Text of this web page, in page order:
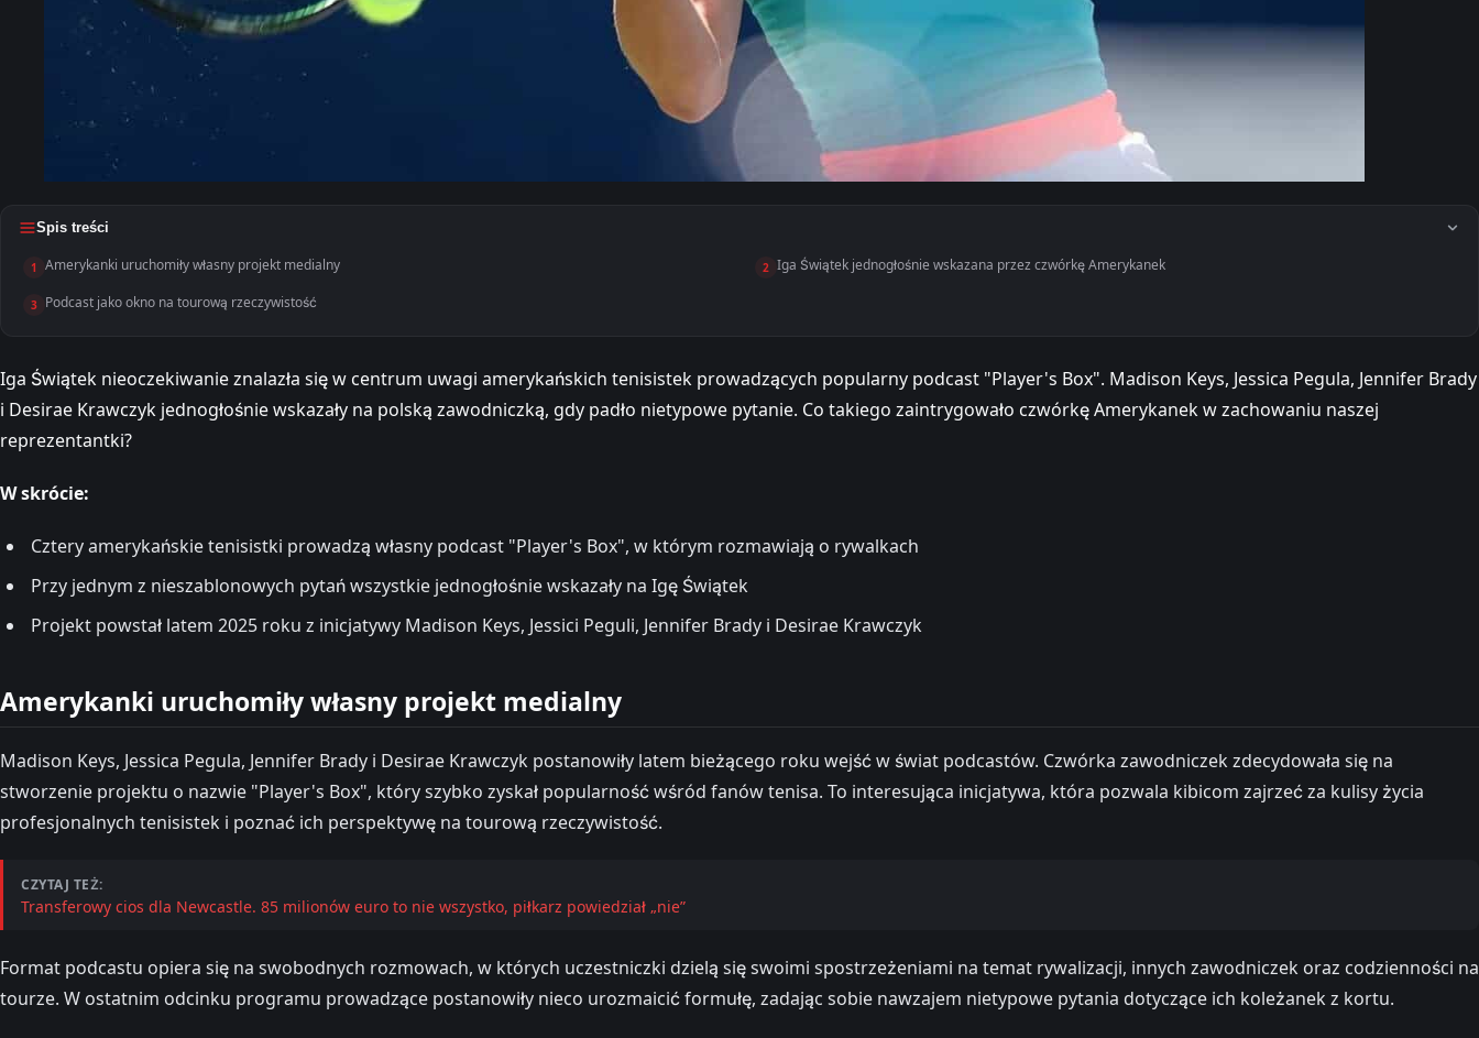
Spis treści
1 Amerykanki uruchomiły własny projekt medialny 2 Iga Świątek jednogłośnie wskazana przez czwórkę Amerykanek
3 Podcast jako okno na tourową rzeczywistość
Iga Świątek nieoczekiwanie znalazła się w centrum uwagi amerykańskich tenisistek prowadzących popularny podcast "Player's Box". Madison Keys, Jessica Pegula, Jennifer Brady
i Desirae Krawczyk jednogłośnie wskazały na polską zawodniczką, gdy padło nietypowe pytanie. Co takiego zaintrygowało czwórkę Amerykanek w zachowaniu naszej
reprezentantki?
W skrócie:
Cztery amerykańskie tenisistki prowadzą własny podcast "Player's Box", w którym rozmawiają o rywalkach
Przy jednym z nieszablonowych pytań wszystkie jednogłośnie wskazały na Igę Świątek
Projekt powstał latem 2025 roku z inicjatywy Madison Keys, Jessici Peguli, Jennifer Brady i Desirae Krawczyk
Amerykanki uruchomiły własny projekt medialny
Madison Keys, Jessica Pegula, Jennifer Brady i Desirae Krawczyk postanowiły latem bieżącego roku wejść w świat podcastów. Czwórka zawodniczek zdecydowała się na
stworzenie projektu o nazwie "Player's Box", który szybko zyskał popularność wśród fanów tenisa. To interesująca inicjatywa, która pozwala kibicom zajrzeć za kulisy życia
profesjonalnych tenisistek i poznać ich perspektywę na tourową rzeczywistość.
CZYTAJ TEŻ:
Transferowy cios dla Newcastle. 85 milionów euro to nie wszystko, piłkarz powiedział „nie”
Format podcastu opiera się na swobodnych rozmowach, w których uczestniczki dzielą się swoimi spostrzeżeniami na temat rywalizacji, innych zawodniczek oraz codzienności na
tourze. W ostatnim odcinku programu prowadzące postanowiły nieco urozmaicić formułę, zadając sobie nawzajem nietypowe pytania dotyczące ich koleżanek z kortu.